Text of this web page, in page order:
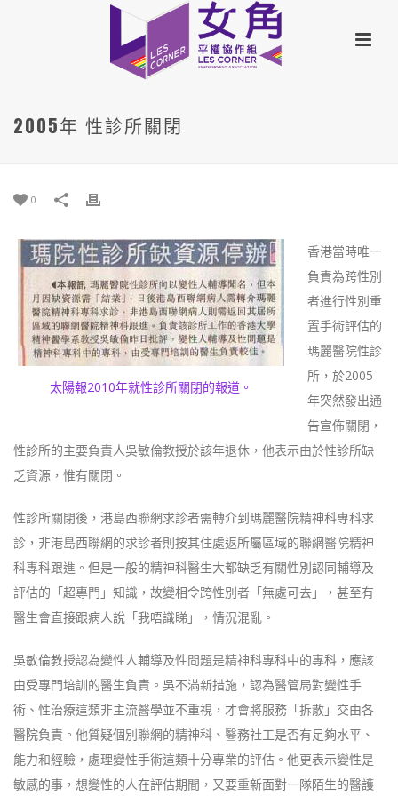
2005年 性診所關閉
0
太陽報2010年就性診所關閉的報道。
香港當時唯一
負責為跨性別
者進行性別重
置手術評估的
瑪麗醫院性診
所，於2005
年突然發出通
告宣佈關閉，
性診所的主要負責人吳敏倫教授於該年退休，他表示由於性診所缺
乏資源，惟有關閉。
性診所關閉後，港島西聯網求診者需轉介到瑪麗醫院精神科專科求
診，非港島西聯網的求診者則按其住處返所屬區域的聯網醫院精神
科專科跟進。但是一般的精神科醫生大都缺乏有關性別認同輔導及
評估的「超專門」知識，故變相令跨性別者「無處可去」，甚至有
醫生會直接跟病人說「我唔識睇」，情況混亂。
吳敏倫教授認為變性人輔導及性問題是精神科專科中的專科，應該
由受專門培訓的醫生負責。吳不滿新措施，認為醫管局對變性手
術、性治療這類非主流醫學並不重視，才會將服務「拆散」交由各
醫院負責。他質疑個別聯網的精神科、醫務社工是否有足夠水平、
能力和經驗，處理變性手術這類十分專業的評估。他更表示變性是
敏感的事，想變性的人在評估期間，又要重新面對一隊陌生的醫護